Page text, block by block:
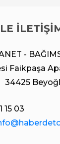
-
Faikpaşa
34425
15 03